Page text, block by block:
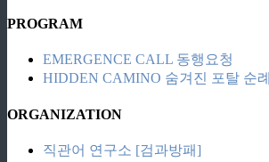
PROGRAM
EMERGENCE CALL 동행요청
HIDDEN CAMINO 숨겨진 포탈 순례
ORGANIZATION
직관어 연구소 [검과방패]